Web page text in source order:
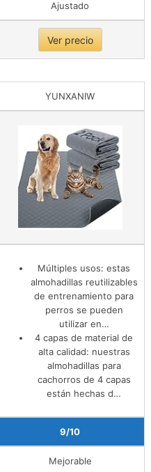
Ajustado
Ver precio
YUNXANIW
Múltiples usos: estas
almohadillas reutilizables
de entrenamiento para
perros se pueden
utilizar en…
4 capas de material de
alta calidad: nuestras
almohadillas para
cachorros de 4 capas
están hechas d…
9/10
Mejorable